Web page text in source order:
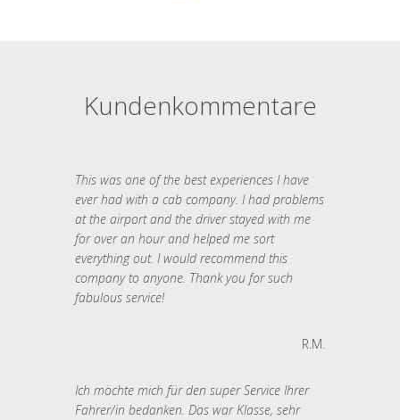
Kundenkommentare
This was one of the best experiences I have
ever had with a cab company. I had problems
at the airport and the driver stayed with me
for over an hour and helped me sort
everything out. I would recommend this
company to anyone. Thank you for such
fabulous service!
R.M.
Ich möchte mich für den super Service Ihrer
Fahrer/in bedanken. Das war Klasse, sehr